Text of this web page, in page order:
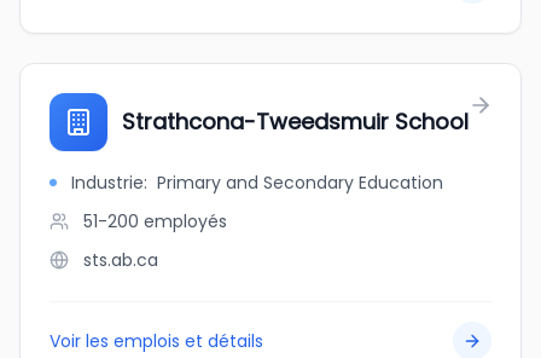
Strathcona-Tweedsmuir School
Industrie: Primary and Secondary Education
51-200 employés
sts.ab.ca
Voir les emplois et détails